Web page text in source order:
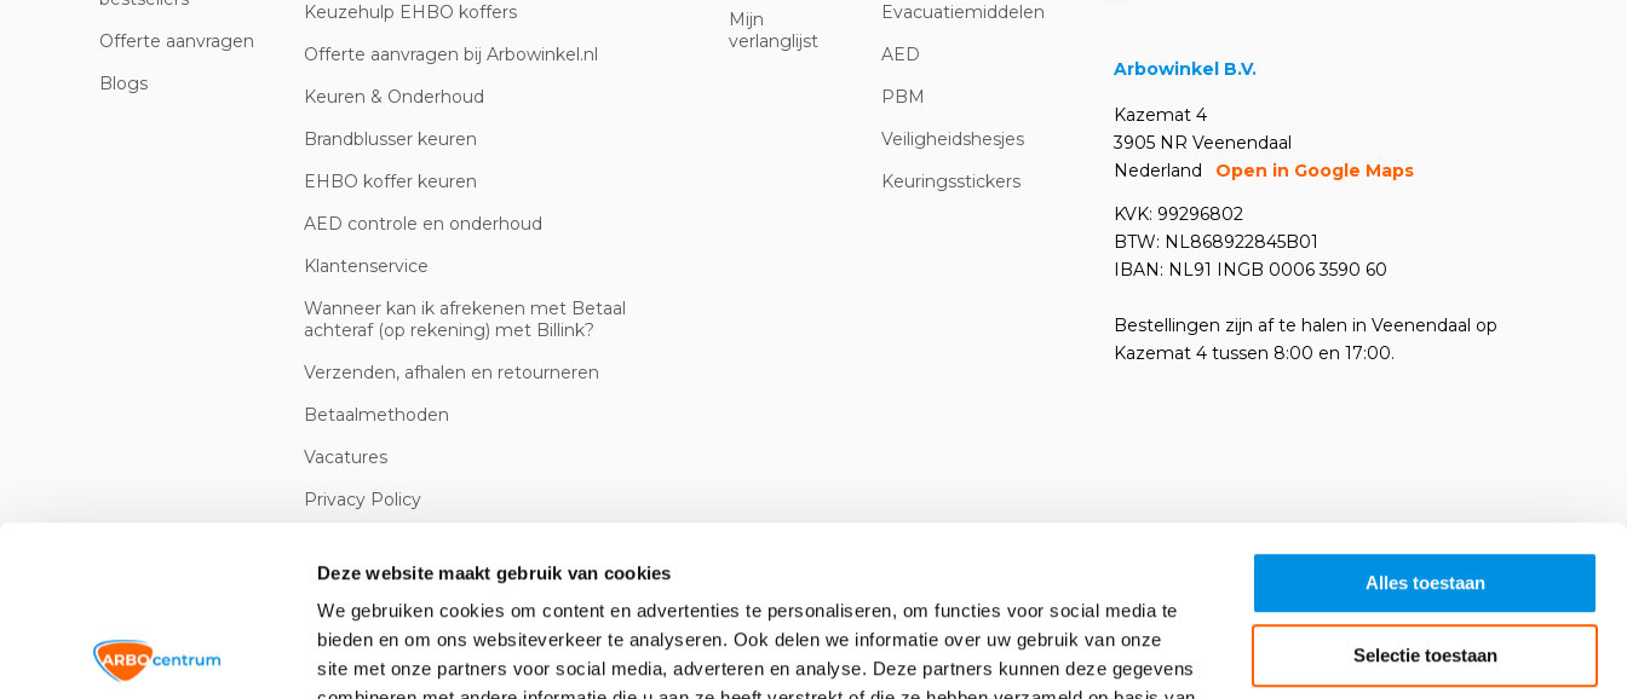
Deze website maakt gebruik van cookies
We gebruiken cookies om content en advertenties te personaliseren, om functies voor social media te
bieden en om ons websiteverkeer te analyseren. Ook delen we informatie over uw gebruik van onze
site met onze partners voor social media, adverteren en analyse. Deze partners kunnen deze gegevens
Alles toestaan
Selectie toestaan
Offerte aanvragen
Blogs
Keuzehulp EHBO koffers
Offerte aanvragen bij Arbowinkel.nl
Keuren & Onderhoud
Brandblusser keuren
EHBO koffer keuren
AED controle en onderhoud
Klantenservice
Wanneer kan ik afrekenen met Betaal
achteraf (op rekening) met Billink?
Verzenden, afhalen en retourneren
Betaalmethoden
Vacatures
Privacy Policy
Mijn
verlanglijst
Evacuatiemiddelen
AED
PBM
Veiligheidshesjes
Keuringsstickers
Arbowinkel B.V.
Kazemat 4
3905 NR Veenendaal
Nederland
Open in Google Maps
KVK: 99296802
BTW: NL868922845B01
IBAN: NL91 INGB 0006 3590 60
Bestellingen zijn af te halen in Veenendaal op
Kazemat 4 tussen 8:00 en 17:00.